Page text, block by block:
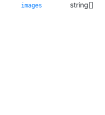
images string[]